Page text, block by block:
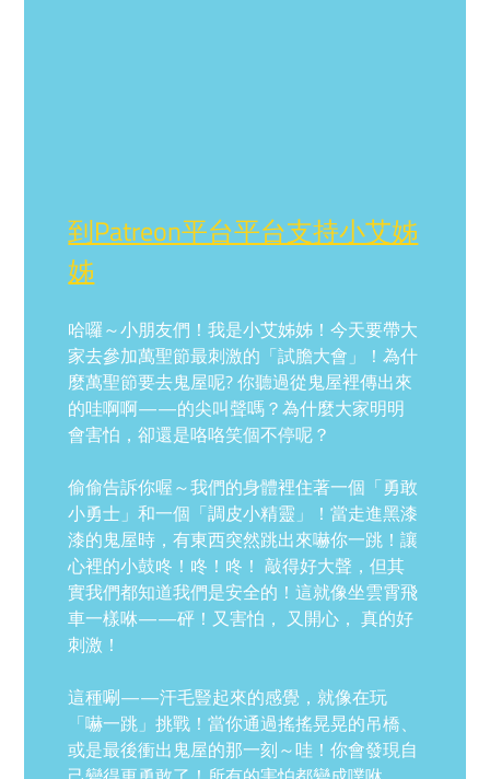
到Patreon平台平台支持小艾姊
姊
哈囉～小朋友們！我是小艾姊姊！今天要帶大
家去參加萬聖節最刺激的「試膽大會」！為什
麼萬聖節要去鬼屋呢? 你聽過從鬼屋裡傳出來
的哇啊啊——的尖叫聲嗎？為什麼大家明明
會害怕，卻還是咯咯笑個不停呢？
偷偷告訴你喔～我們的身體裡住著一個「勇敢
小勇士」和一個「調皮小精靈」！當走進黑漆
漆的鬼屋時，有東西突然跳出來嚇你一跳！讓
心裡的小鼓咚！咚！咚！ 敲得好大聲，但其
實我們都知道我們是安全的！這就像坐雲霄飛
車一樣咻——砰！又害怕， 又開心， 真的好
刺激！
這種唰——汗毛豎起來的感覺，就像在玩
「嚇一跳」挑戰！當你通過搖搖晃晃的吊橋、
或是最後衝出鬼屋的那一刻～哇！你會發現自